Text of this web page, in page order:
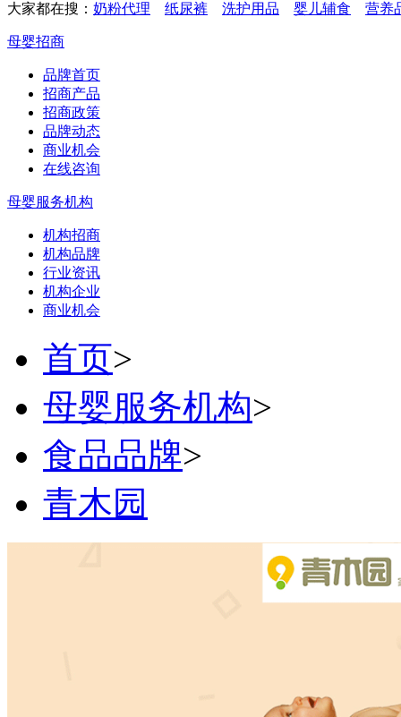
大家都在搜： 奶粉代理 纸尿裤 洗护用品 婴儿辅食 营养
母婴招商
品牌首页
招商产品
招商政策
品牌动态
商业机会
在线咨询
母婴服务机构
机构招商
机构品牌
行业资讯
机构企业
商业机会
首页>
母婴服务机构>
食品品牌>
青木园